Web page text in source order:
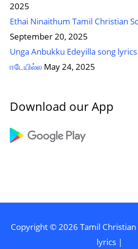
2025
Ethai Ninaithum Tamil Christian
September 20, 2025
Unga Anbukku Edeyilla song
ஈடேயில்ல May 24, 2025
Download our App
Copyright © 2026 Tamil
lyrics|